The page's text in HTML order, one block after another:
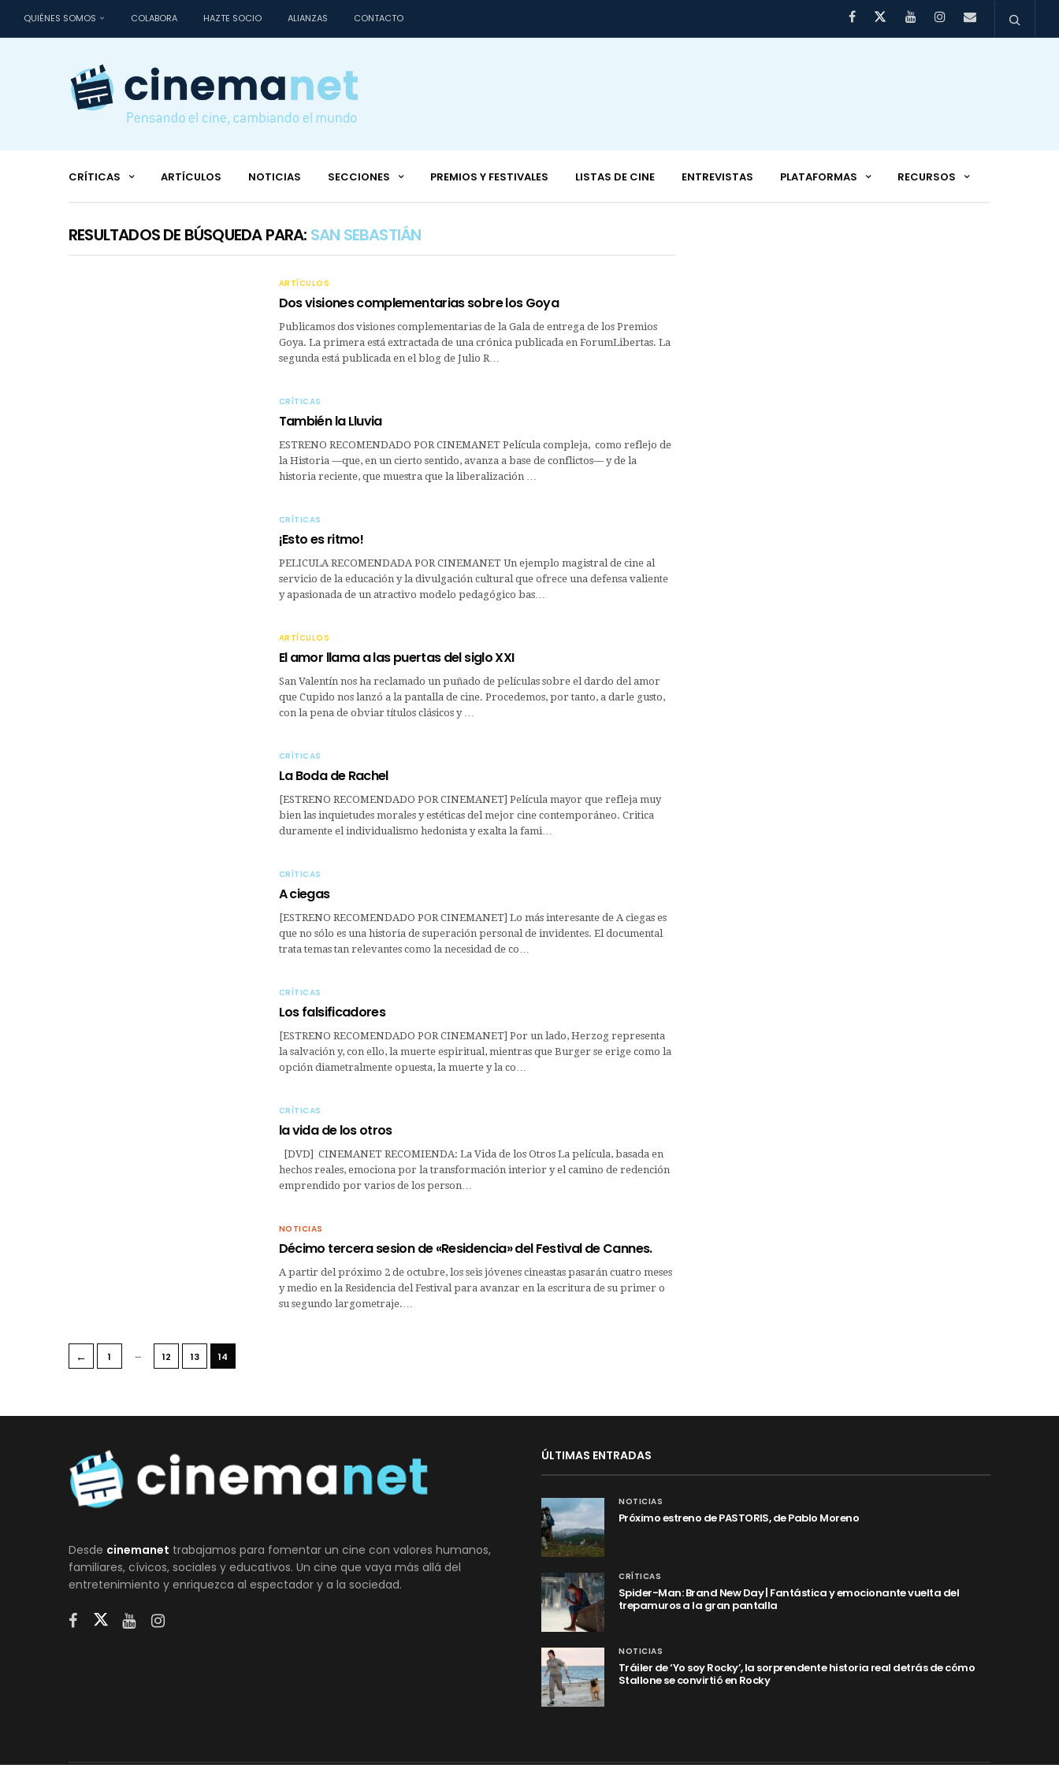
QUIÉNES SOMOS COLABORA HAZTE SOCIO ALIANZAS CONTACTO
CRÍTICAS ARTÍCULOS NOTICIAS SECCIONES PREMIOS Y FESTIVALES LISTAS DE CINE ENTREVISTAS PLATAFORMAS RECURSOS
RESULTADOS DE BÚSQUEDA PARA: SAN SEBASTIÁN
ARTÍCULOS
Dos visiones complementarias sobre los Goya
Publicamos dos visiones complementarias de la Gala de entrega de los Premios
Goya. La primera está extractada de una crónica publicada en ForumLibertas. La
segunda está publicada en el blog de Julio R…
CRÍTICAS
También la Lluvia
ESTRENO RECOMENDADO POR CINEMANET Película compleja, como reflejo de
la Historia —que, en un cierto sentido, avanza a base de conflictos— y de la
historia reciente, que muestra que la liberalización …
CRÍTICAS
¡Esto es ritmo!
PELICULA RECOMENDADA POR CINEMANET Un ejemplo magistral de cine al
servicio de la educación y la divulgación cultural que ofrece una defensa valiente
y apasionada de un atractivo modelo pedagógico bas…
ARTÍCULOS
El amor llama a las puertas del siglo XXI
San Valentín nos ha reclamado un puñado de películas sobre el dardo del amor
que Cupido nos lanzó a la pantalla de cine. Procedemos, por tanto, a darle gusto,
con la pena de obviar títulos clásicos y …
CRÍTICAS
La Boda de Rachel
[ESTRENO RECOMENDADO POR CINEMANET] Película mayor que refleja muy
bien las inquietudes morales y estéticas del mejor cine contemporáneo. Critica
duramente el individualismo hedonista y exalta la fami…
CRÍTICAS
A ciegas
[ESTRENO RECOMENDADO POR CINEMANET] Lo más interesante de A ciegas es
que no sólo es una historia de superación personal de invidentes. El documental
trata temas tan relevantes como la necesidad de co…
CRÍTICAS
Los falsificadores
[ESTRENO RECOMENDADO POR CINEMANET] Por un lado, Herzog representa
la salvación y, con ello, la muerte espiritual, mientras que Burger se erige como la
opción diametralmente opuesta, la muerte y la co…
CRÍTICAS
la vida de los otros
[DVD] CINEMANET RECOMIENDA: La Vida de los Otros La película, basada en
hechos reales, emociona por la transformación interior y el camino de redención
emprendido por varios de los person…
NOTICIAS
Décimo tercera sesion de «Residencia» del Festival de Cannes.
A partir del próximo 2 de octubre, los seis jóvenes cineastas pasarán cuatro meses
y medio en la Residencia del Festival para avanzar en la escritura de su primer o
su segundo largometraje.…
← 1 … 12 13 14
Desde cinemanet trabajamos para fomentar un cine con valores humanos,
familiares, cívicos, sociales y educativos. Un cine que vaya más allá del
entretenimiento y enriquezca al espectador y a la sociedad.
ÚLTIMAS ENTRADAS
NOTICIAS
Próximo estreno de PASTORIS, de Pablo Moreno
CRÍTICAS
Spider-Man: Brand New Day | Fantástica y emocionante vuelta del
trepamuros a la gran pantalla
NOTICIAS
Tráiler de ‘Yo soy Rocky’, la sorprendente historia real detrás de cómo
Stallone se convirtió en Rocky